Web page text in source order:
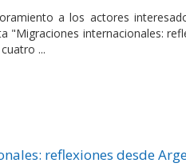
a los actores
"Migraciones internacionales:
...
reflexiones desde